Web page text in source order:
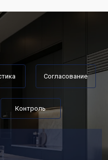
от 2550 ₽
от 2550 ₽ Заказать
от 1900 ₽ Заказать
Согласование
Контроль